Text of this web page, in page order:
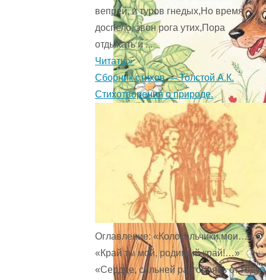
вепрей, и туров гнедых,Но время
доспело, звон рога утих,Пора
отдыхать и ...
Читать »
Сборник стихов — Толстой А.К.
Стихотворения о природе.
Оглавление: «Колокольчики мои…»
«Край ты мой, родимый край!…»
«Сердце, сильней разгораясь от году